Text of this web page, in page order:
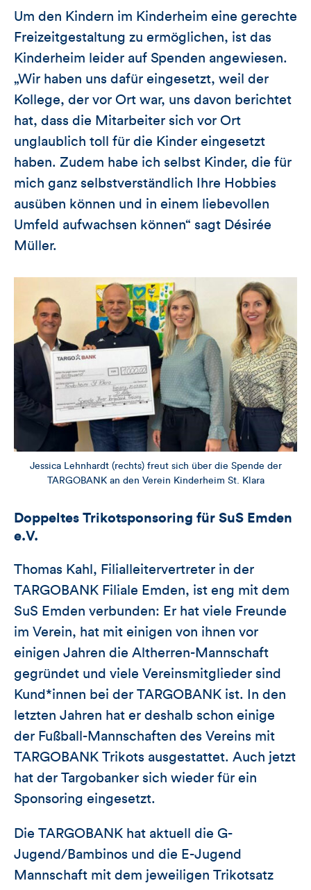
Um den Kindern im Kinderheim eine gerechte
Freizeitgestaltung zu ermöglichen, ist das
Kinderheim leider auf Spenden angewiesen.
„Wir haben uns dafür eingesetzt, weil der
Kollege, der vor Ort war, uns davon berichtet
hat, dass die Mitarbeiter sich vor Ort
unglaublich toll für die Kinder eingesetzt
haben. Zudem habe ich selbst Kinder, die für
mich ganz selbstverständlich Ihre Hobbies
ausüben können und in einem liebevollen
Umfeld aufwachsen können“ sagt Désirée
Müller.
Jessica Lehnhardt (rechts) freut sich über die Spende der
TARGOBANK an den Verein Kinderheim St. Klara
Doppeltes Trikotsponsoring für SuS Emden
e.V.
Thomas Kahl, Filialleitervertreter in der
TARGOBANK Filiale Emden, ist eng mit dem
SuS Emden verbunden: Er hat viele Freunde
im Verein, hat mit einigen von ihnen vor
einigen Jahren die Altherren-Mannschaft
gegründet und viele Vereinsmitglieder sind
Kund*innen bei der TARGOBANK ist. In den
letzten Jahren hat er deshalb schon einige
der Fußball-Mannschaften des Vereins mit
TARGOBANK Trikots ausgestattet. Auch jetzt
hat der Targobanker sich wieder für ein
Sponsoring eingesetzt.
Die TARGOBANK hat aktuell die G-
Jugend/Bambinos und die E-Jugend
Mannschaft mit dem jeweiligen Trikotsatz